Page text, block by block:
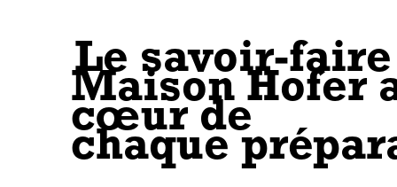
Le savoir-faire
Maison Hofer
cœur de
chaque